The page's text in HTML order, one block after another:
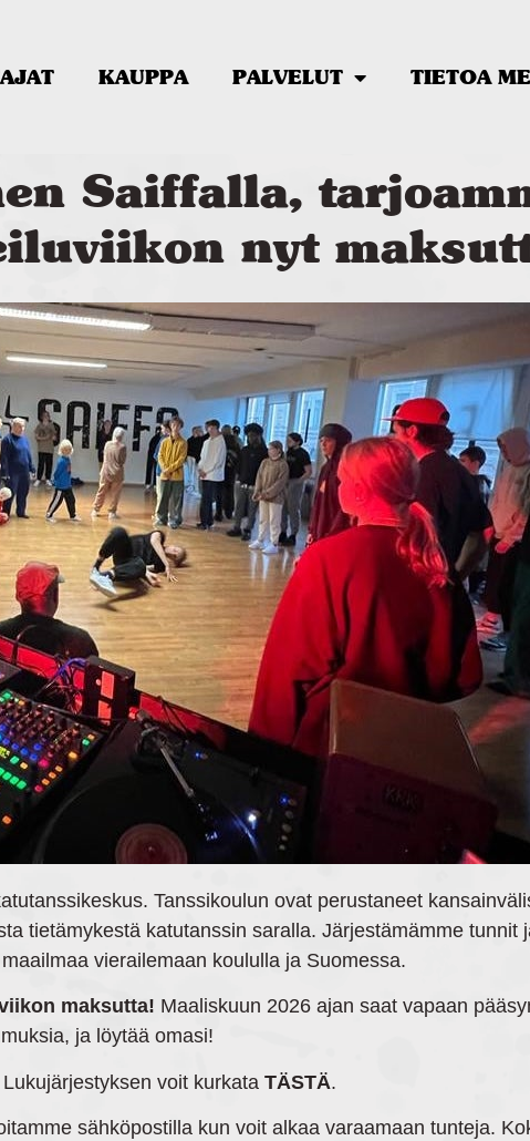
KAUPPA PALVELUT TIETOA
Saiffalla,
nyt
Tanssikoulun ovat perustaneet
tietämykestä katutanssin saralla. Järjestämämme tunnit
vierailemaan koululla ja Suomessa.
maksutta! Maaliskuun 2026 ajan saat vapaan
ja löytää omasi!
voit kurkata TÄSTÄ.
sähköpostilla kun voit alkaa varaamaan tunteja.